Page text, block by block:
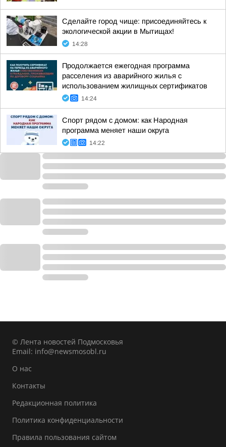
Сделайте город чище: присоединяйтесь к
экологической акции в Мытищах!
14:28
Продолжается ежегодная программа
расселения из аварийного жилья с
использованием жилищных сертификатов
14:24
Спорт рядом с домом: как Народная
программа меняет наши округа
14:22
© Лента новостей Подмосковья
Email: info@newsmosobl.ru
О нас
Контакты
Редакционная политика
Политика конфиденциальности
Правила пользования сайтом